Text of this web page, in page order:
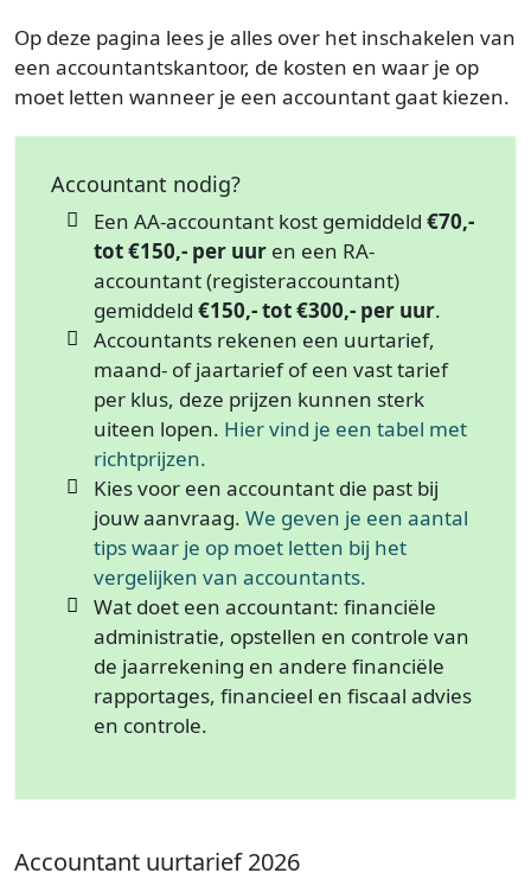
Op deze pagina lees je alles over het inschakelen van
een accountantskantoor, de kosten en waar je op
moet letten wanneer je een accountant gaat kiezen.
Accountant nodig?
Een AA-accountant kost gemiddeld€70,-
tot €150,- per uur en een RA-
accountant (registeraccountant)
gemiddeld€150,- tot €300,- per uur.
Accountants rekenen een uurtarief,
maand- of jaartarief of een vast tarief
per klus, deze prijzen kunnen sterk
uiteen lopen. Hier vind je een tabel met
richtprijzen.
Kies voor een accountant die past bij
jouw aanvraag.We geven je een aantal
tips waar je op moet letten bij het
vergelijken van accountants.
Wat doet een accountant: financiële
administratie, opstellen en controle van
de jaarrekening en andere financiële
rapportages, financieel en fiscaal advies
en controle.
Accountant uurtarief 2026